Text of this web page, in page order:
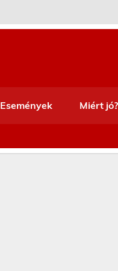
Események Miért jó?